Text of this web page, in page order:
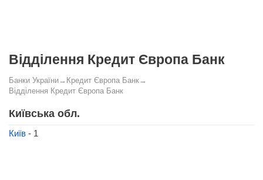
Відділення Кредит Європа Банк
Банки України→ Кредит Європа Банк→
Відділення Кредит Європа Банк
Київська обл.
Київ - 1